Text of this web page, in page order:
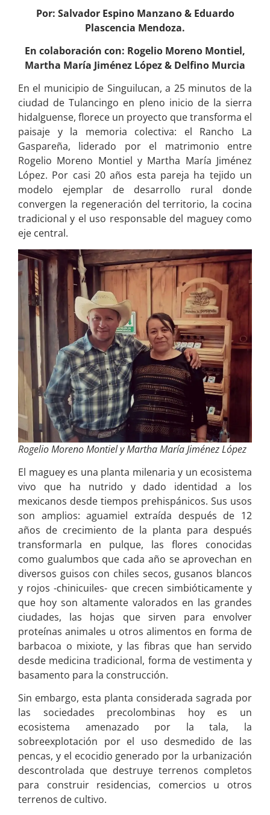
Por: Salvador Espino Manzano & Eduardo
Plascencia Mendoza.
En colaboración con: Rogelio Moreno Montiel,
Martha María Jiménez López & Delfino Murcia
En el municipio de Singuilucan, a 25 minutos de la
ciudad de Tulancingo en pleno inicio de la sierra
hidalguense, florece un proyecto que transforma el
paisaje y la memoria colectiva: el Rancho La
Gaspareña, liderado por el matrimonio entre
Rogelio Moreno Montiel y Martha María Jiménez
López. Por casi 20 años esta pareja ha tejido un
modelo ejemplar de desarrollo rural donde
convergen la regeneración del territorio, la cocina
tradicional y el uso responsable del maguey como
eje central.
Rogelio Moreno Montiel y Martha María Jiménez López
El maguey es una planta milenaria y un ecosistema
vivo que ha nutrido y dado identidad a los
mexicanos desde tiempos prehispánicos. Sus usos
son amplios: aguamiel extraída después de 12
años de crecimiento de la planta para después
transformarla en pulque, las flores conocidas
como gualumbos que cada año se aprovechan en
diversos guisos con chiles secos, gusanos blancos
y rojos -chinicuiles- que crecen simbióticamente y
que hoy son altamente valorados en las grandes
ciudades, las hojas que sirven para envolver
proteínas animales u otros alimentos en forma de
barbacoa o mixiote, y las fibras que han servido
desde medicina tradicional, forma de vestimenta y
basamento para la construcción.
Sin embargo, esta planta considerada sagrada por
las sociedades precolombinas hoy es un
ecosistema amenazado por la tala, la
sobreexplotación por el uso desmedido de las
pencas, y el ecocidio generado por la urbanización
descontrolada que destruye terrenos completos
para construir residencias, comercios u otros
terrenos de cultivo.